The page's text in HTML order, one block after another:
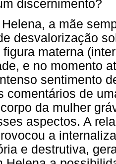
discernimento?
a mãe
desvalorização
figura materna
e no momento
sentimento
comentários de
da mulher
aspectos. A
a
e destrutiva,